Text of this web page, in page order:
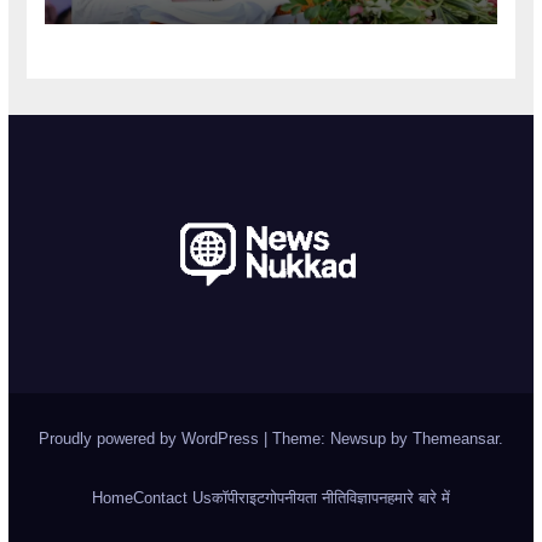
Proudly powered by WordPress Theme: Newsup by Themeansar.
HomeContact Usकॉपीराइटगोपनीयता नीतिविज्ञापनहमारे बारे में